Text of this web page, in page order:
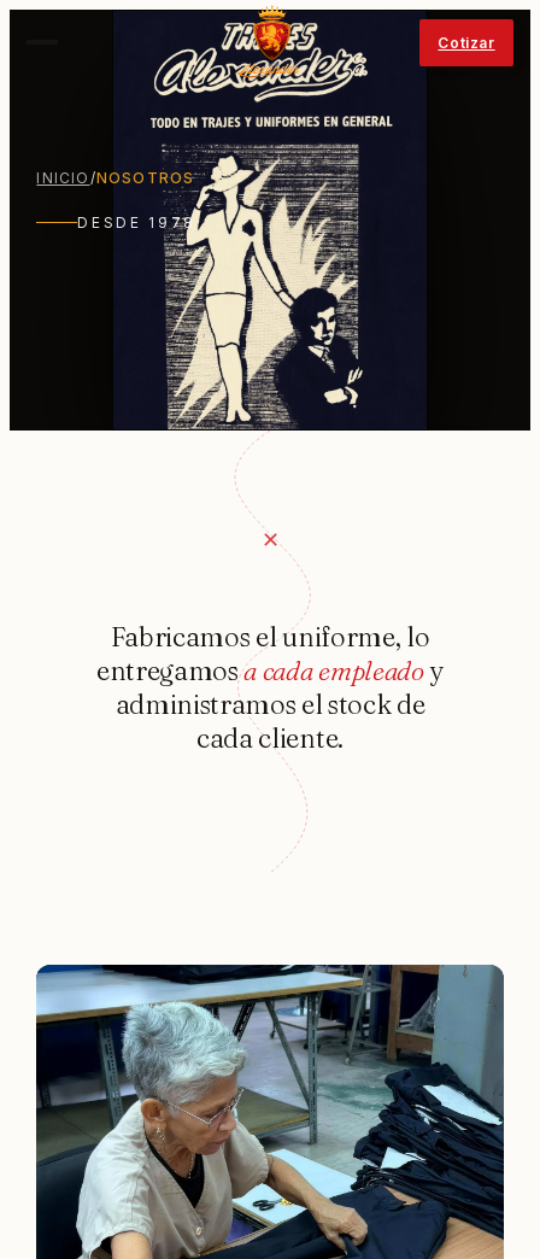
Cotizar
INICIO /NOSOTROS
DESDE 1978
✕
Fabricamos eluniforme, lo
entregamosacadaempleadoy
administramos el stock de
cadacliente.